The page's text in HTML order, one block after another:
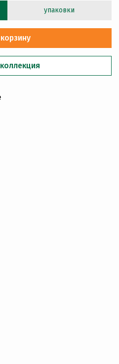
упаковки